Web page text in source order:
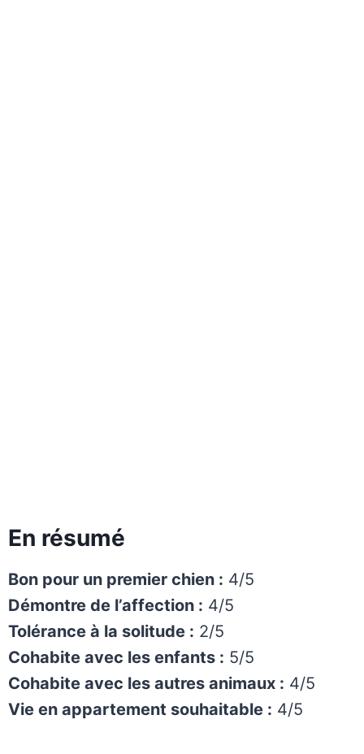
En résumé
Bon pour un premier chien : 4/5
Démontre de l’affection : 4/5
Tolérance à la solitude : 2/5
Cohabite avec les enfants : 5/5
Cohabite avec les autres animaux : 4/5
Vie en appartement souhaitable : 4/5